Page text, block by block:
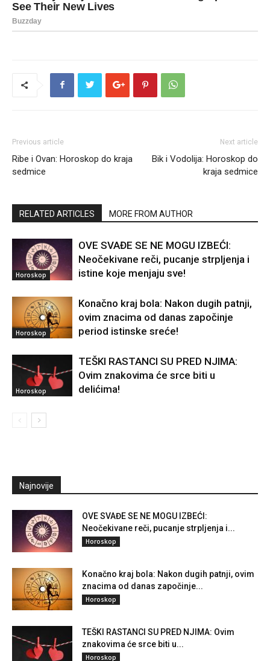
Previous article
Ribe i Ovan: Horoskop do kraja
sedmice
Next article
Bik i Vodolija: Horoskop do
kraja sedmice
RELATED ARTICLES MORE FROM AUTHOR
Horoskop
OVE SVAĐE SE NE MOGU IZBEĆI:
Neočekivane reči, pucanje strpljenja i
istine koje menjaju sve!
Horoskop
Konačno kraj bola: Nakon dugih patnji,
ovim znacima od danas započinje
period istinske sreće!
Horoskop
TEŠKI RASTANCI SU PRED NJIMA:
Ovim znakovima će srce biti u
delićima!
Najnovije
OVE SVAĐE SE NE MOGU IZBEĆI:
Neočekivane reči, pucanje strpljenja i...
Horoskop
Konačno kraj bola: Nakon dugih patnji, ovim
znacima od danas započinje...
Horoskop
TEŠKI RASTANCI SU PRED NJIMA: Ovim
znakovima će srce biti u...
Horoskop